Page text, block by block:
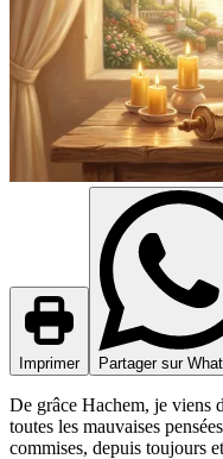
Imprimer Partager sur
De grâce Hachem, je viens
toutes les mauvaises
commises, depuis toujours